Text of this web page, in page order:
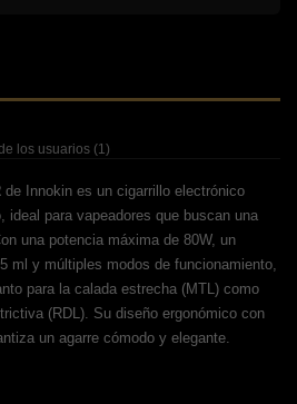
los usuarios (1)
de Innokin es un cigarrillo electrónico
ideal para vapeadores que buscan una
una potencia máxima de 80W, un
ml y múltiples modos de funcionamiento,
para la calada estrecha (MTL) como
(RDL). Su diseño ergonómico con
un agarre cómodo y elegante.